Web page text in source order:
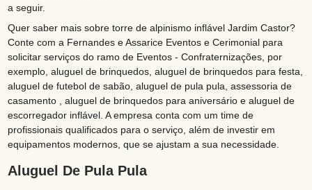
a seguir.
Quer saber mais sobre torre de alpinismo inflável Jardim Castor?
Conte com a Fernandes e Assarice Eventos e Cerimonial para
solicitar serviços do ramo de Eventos - Confraternizações, por
exemplo, aluguel de brinquedos, aluguel de brinquedos para festa,
aluguel de futebol de sabão, aluguel de pula pula, assessoria de
casamento , aluguel de brinquedos para aniversário e aluguel de
escorregador inflável. A empresa conta com um time de
profissionais qualificados para o serviço, além de investir em
equipamentos modernos, que se ajustam a sua necessidade.
Aluguel De Pula Pula